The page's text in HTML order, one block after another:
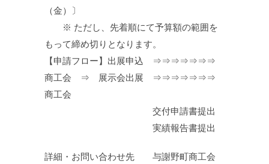
（金）〕
※ ただし、先着順にて予算額の範囲を
もって締め切りとなります。
【申請フロー】出展申込 ⇒⇒⇒⇒⇒⇒⇒
商工会 ⇒ 展示会出展 ⇒⇒⇒⇒⇒⇒⇒
商工会
交付申請書提出
実績報告書提出
詳細・お問い合わせ先 与謝野町商工会